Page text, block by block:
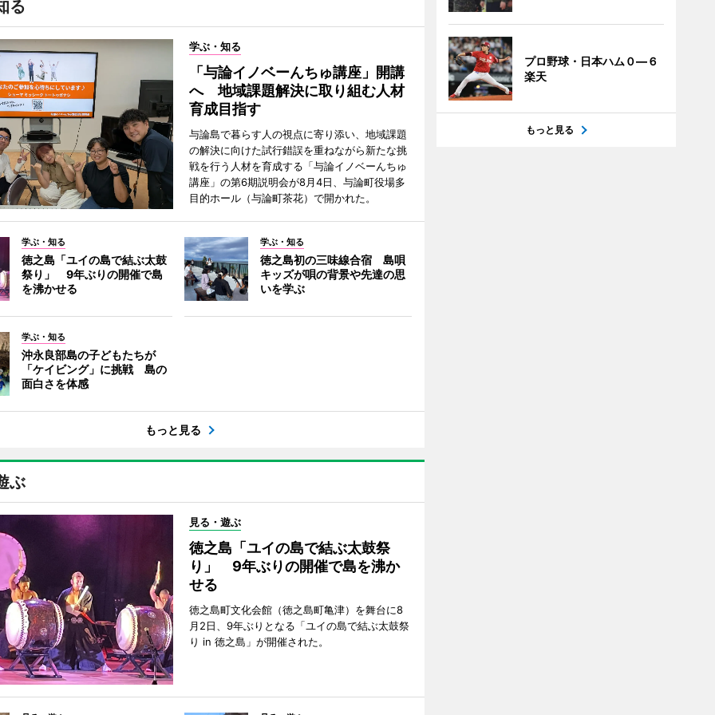
る
学ぶ・知る
「与論イノベーんちゅ講座」開講
へ 地域課題解決に取り組む人材
育成目指す
与論島で暮らす人の視点に寄り添い、地域課題
の解決に向けた試行錯誤を重ねながら新たな挑
戦を行う人材を育成する「与論イノベーんちゅ
講座」の第6期説明会が8月4日、与論町役場多
目的ホール（与論町茶花）で開かれた。
学ぶ・知る
徳之島「ユイの島で結ぶ太鼓
祭り」 9年ぶりの開催で島
を沸かせる
学ぶ・知る
徳之島初の三味線合宿 島唄
キッズが唄の背景や先達の思
いを学ぶ
学ぶ・知る
沖永良部島の子どもたちが
「ケイビング」に挑戦 島の
面白さを体感
もっと見る
ぶ
見る・遊ぶ
徳之島「ユイの島で結ぶ太鼓祭
り」 9年ぶりの開催で島を沸か
せる
徳之島町文化会館（徳之島町亀津）を舞台に8
月2日、9年ぶりとなる「ユイの島で結ぶ太鼓祭
り in 徳之島」が開催された。
プロ野球・日本ハム０―６
楽天
もっと見る